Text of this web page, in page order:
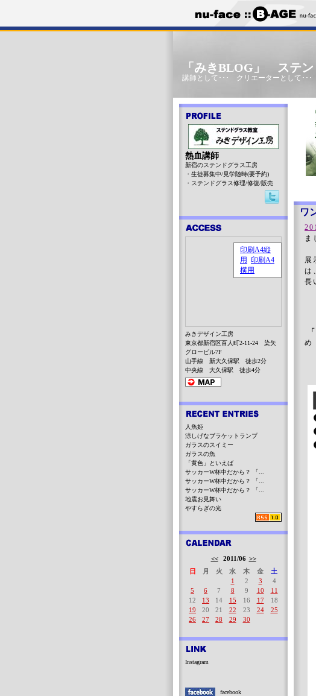
「みきBLOG」 ステン
講師として･･･ クリエーターとして･･･
ワ
ま
展
は
長
め
熱血講師
新宿のステンドグラス工房
・生徒募集中/見学随時(要予約)
・ステンドグラス修理/修復/販売
みきデザイン工房
東京都新宿区百人町2-11-24 染矢
グロービル7F
山手線 新大久保駅 徒歩2分
中央線 大久保駅 徒歩4分
人魚姫
涼しげなブラケットランプ
ガラスのスイミー
ガラスの魚
「黄色」といえば
サッカーW杯中だから？ 「...
サッカーW杯中だから？ 「...
サッカーW杯中だから？ 「...
地震お見舞い
やすらぎの光
<< 2011/06 >>
日
月 火 水 木 金
土
1
2 3
4
5
6 7 8 9 10
11
12
13 14 15 16 17
18
19
20 21 22 23 24
25
26
27 28 29 30
Instagram
facebook